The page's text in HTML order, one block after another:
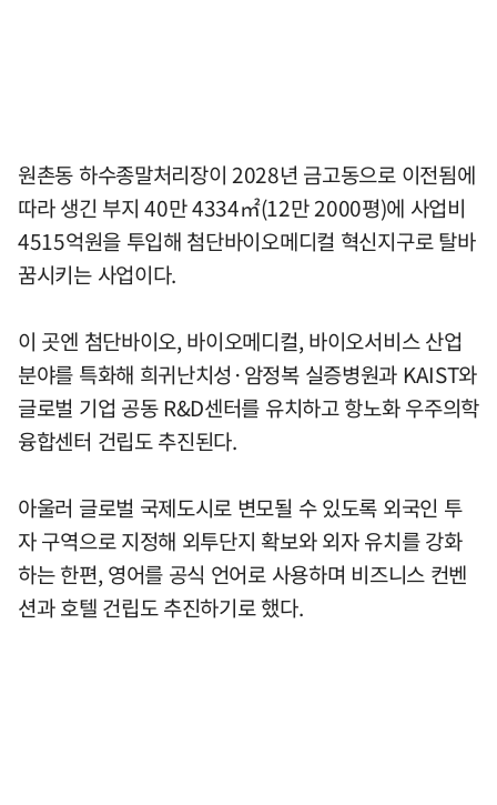
원촌동 하수종말처리장이 2028년 금고동으로 이전됨에
따라 생긴 부지 40만 4334㎡(12만 2000평)에 사업비
4515억원을 투입해 첨단바이오메디컬 혁신지구로 탈바
꿈시키는 사업이다.
이 곳엔 첨단바이오, 바이오메디컬, 바이오서비스 산업
분야를 특화해 희귀난치성·암정복 실증병원과 KAIST와
글로벌 기업 공동 R&D센터를 유치하고 항노화 우주의학
융합센터 건립도 추진된다.
아울러 글로벌 국제도시로 변모될 수 있도록 외국인 투
자 구역으로 지정해 외투단지 확보와 외자 유치를 강화
하는 한편, 영어를 공식 언어로 사용하며 비즈니스 컨벤
션과 호텔 건립도 추진하기로 했다.